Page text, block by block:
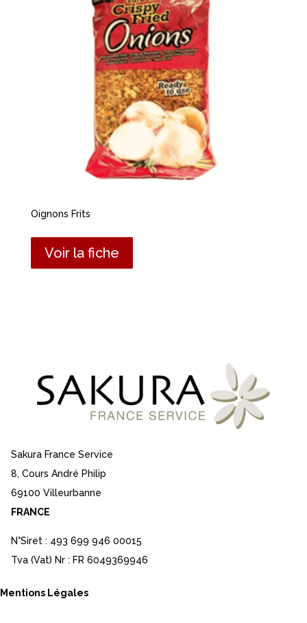
Oignons Frits
Voir la fiche
Sakura France Service
8, Cours André Philip
69100 Villeurbanne
FRANCE
N°Siret : 493 699 946 00015
Tva (Vat) Nr : FR 6049369946
Mentions Légales